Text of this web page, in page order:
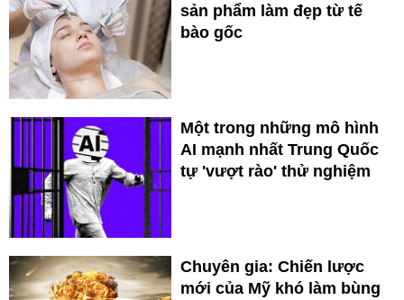
sản phẩm làm đẹp từ tế
bào gốc
Một trong những mô hình
AI mạnh nhất Trung Quốc
tự 'vượt rào' thử nghiệm
Chuyên gia: Chiến lược
mới của Mỹ khó làm bùng